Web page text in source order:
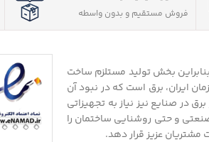
فروش مستقیم و بدون واسطه
بخش تولید مستلزم ساخت
ایران، برق است که در نبود آن
در صنایع نیز نیاز به تجهیزاتی
و حتی روشنایی ساختمان را
مشتریان عزیز قرار دهد.